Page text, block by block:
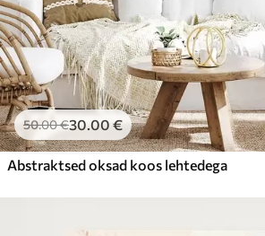
50.00€30.00 €
Abstraktsed oksad koos lehtedega